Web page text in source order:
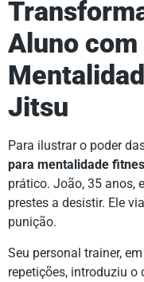
Aluno com
Jitsu
Para ilustrar o poder
para mentalidade
prático. João, 35 anos,
prestes a desistir. Ele
punição.
Seu personal trainer,
repetições, introduziu o